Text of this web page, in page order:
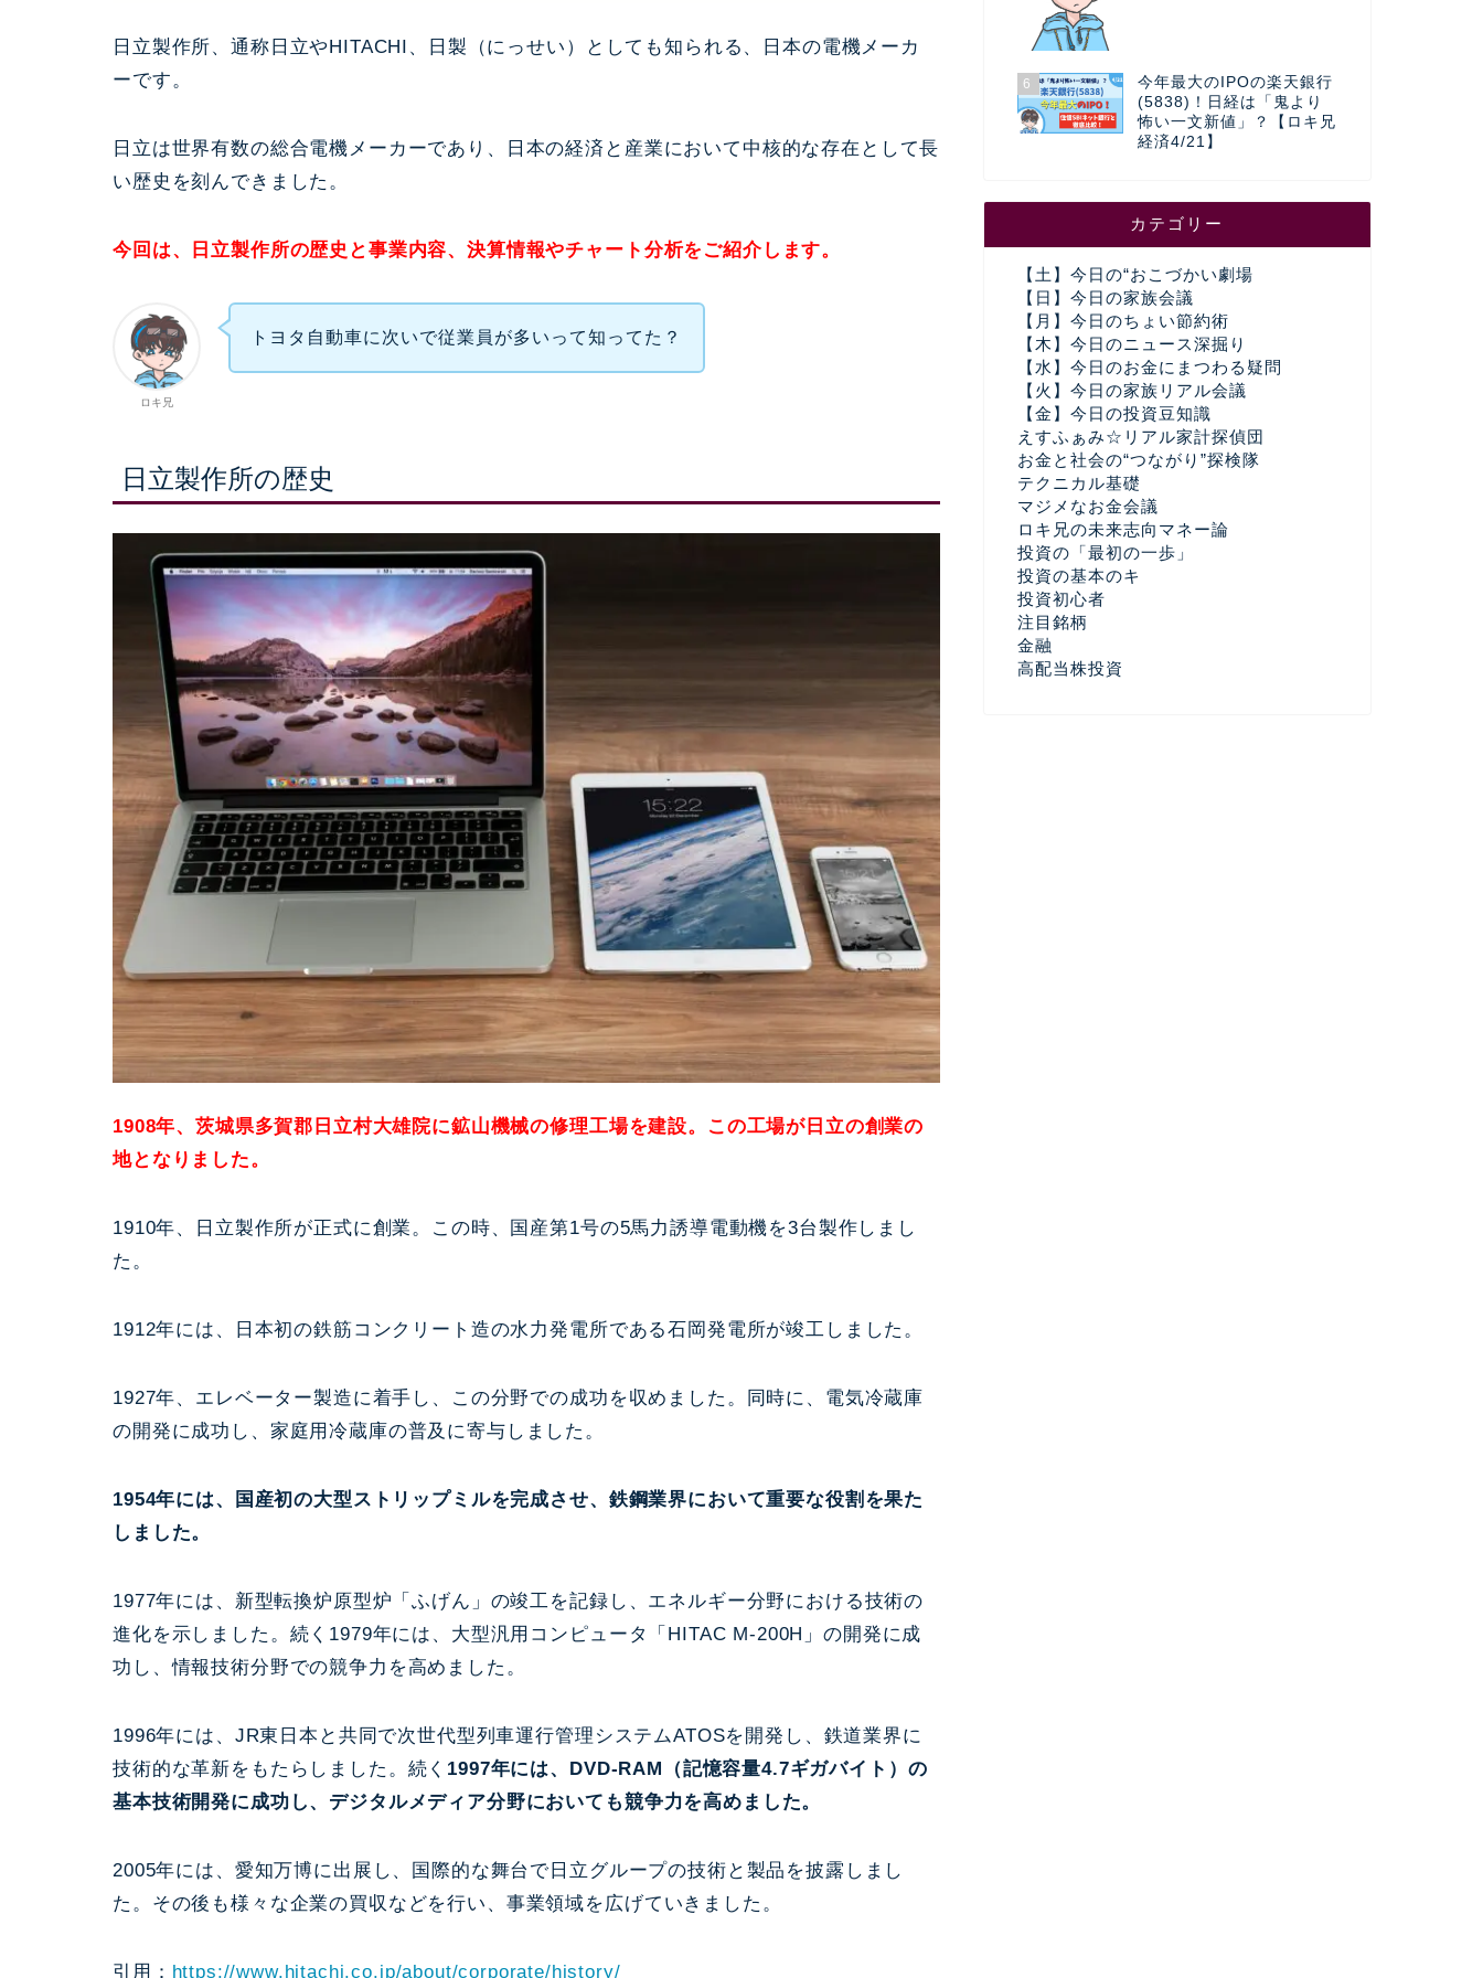
日立製作所、通称日立やHITACHI、日製（にっせい）としても知られる、日本の電機メーカ
ーです。
日立は世界有数の総合電機メーカーであり、日本の経済と産業において中核的な存在として長
い歴史を刻んできました。
今回は、日立製作所の歴史と事業内容、決算情報やチャート分析をご紹介します。
ロキ兄
トヨタ自動車に次いで従業員が多いって知ってた？
日立製作所の歴史
1908年、茨城県多賀郡日立村大雄院に鉱山機械の修理工場を建設。この工場が日立の創業の
地となりました。
1910年、日立製作所が正式に創業。この時、国産第1号の5馬力誘導電動機を3台製作しまし
た。
1912年には、日本初の鉄筋コンクリート造の水力発電所である石岡発電所が竣工しました。
1927年、エレベーター製造に着手し、この分野での成功を収めました。同時に、電気冷蔵庫
の開発に成功し、家庭用冷蔵庫の普及に寄与しました。
1954年には、国産初の大型ストリップミルを完成させ、鉄鋼業界において重要な役割を果た
しました。
1977年には、新型転換炉原型炉「ふげん」の竣工を記録し、エネルギー分野における技術の
進化を示しました。続く1979年には、大型汎用コンピュータ「HITAC M-200H」の開発に成
功し、情報技術分野での競争力を高めました。
1996年には、JR東日本と共同で次世代型列車運行管理システムATOSを開発し、鉄道業界に
技術的な革新をもたらしました。続く 1997年には、DVD-RAM（記憶容量4.7ギガバイト）の
基本技術開発に成功し、デジタルメディア分野においても競争力を高めました。
2005年には、愛知万博に出展し、国際的な舞台で日立グループの技術と製品を披露しまし
た。その後も様々な企業の買収などを行い、事業領域を広げていきました。
引用： https://www.hitachi.co.jp/about/corporate/history/
6
今年最大のIPOの楽天銀行
(5838)！日経は「鬼より
怖い一文新値」？【ロキ兄
経済4/21】
カテゴリー
【土】今日の“おこづかい劇場
【日】今日の家族会議
【月】今日のちょい節約術
【木】今日のニュース深掘り
【水】今日のお金にまつわる疑問
【火】今日の家族リアル会議
【金】今日の投資豆知識
えすふぁみ☆リアル家計探偵団
お金と社会の“つながり”探検隊
テクニカル基礎
マジメなお金会議
ロキ兄の未来志向マネー論
投資の「最初の一歩」
投資の基本のキ
投資初心者
注目銘柄
金融
高配当株投資